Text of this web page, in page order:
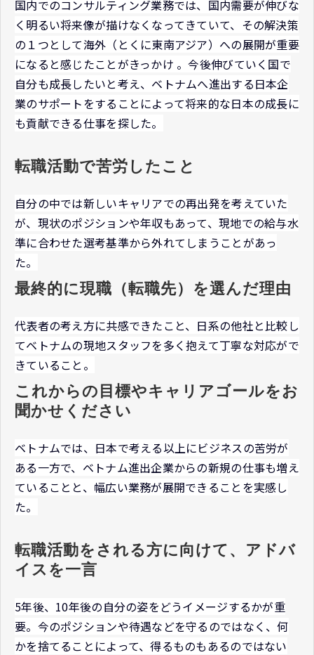
国内でのコンサルティング業務では、国内需要が伸びな
く明るい将来像が描けなくなってきていて、その解決策
の１つとして海外（とくに東南アジア）への展開が重要
になると感じたことがきっかけ 。今後伸びていく国で
自分も成長したいと考え、ベトナムへ進出する日本企
業のサポートをすることによって将来的な日本の成長に
も貢献できる仕事を探した。
転職活動で苦労したこと
自分の中では新しいキャリアでの再出発を考えていた
が、現状のポジションや年収もあって、現地での給与水
準に合わせた選考基準から外れてしまうことがあっ
た。
最終的に現職（転職先）を選んだ理由
代表者の考え方に共感できたこと、日系の他社と比較し
てベトナムの現地スタッフを多く抱えて丁寧な対応がで
きていること。
これからの目標やキャリアゴールをお
聞かせください
ベトナムでは、日本で考える以上にビジネスの苦労が
ある一方で、ベトナム進出企業からの新規の仕事も増え
ていることと、幅広い業務が展開できることを実感し
た。
転職活動をされる方に向けて、アドバ
イスを一言
5年後、10年後の自分の姿をどうイメージするかが重
要。今のポジションや待遇などを守るのではなく、何
かを捨てることによって、得るものもあるのではない